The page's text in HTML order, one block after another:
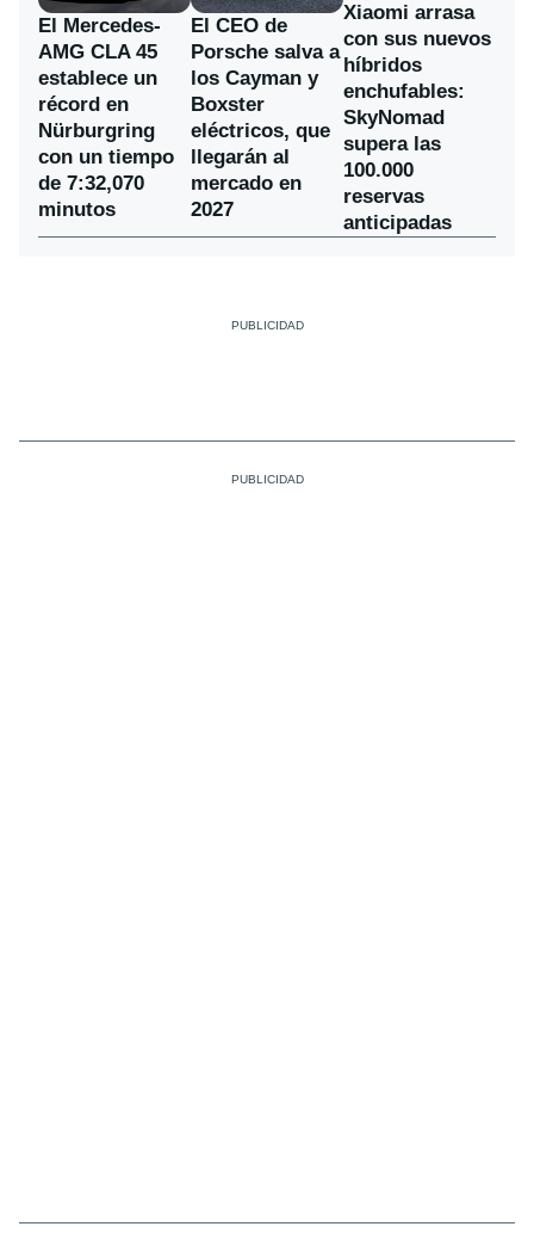
El Mercedes-
AMG CLA 45
establece un
récord en
Nürburgring
con un tiempo
de 7:32,070
minutos
El CEO de
Porsche salva a
los Cayman y
Boxster
eléctricos, que
llegarán al
mercado en
2027
Xiaomi arrasa
con sus nuevos
híbridos
enchufables:
SkyNomad
supera las
100.000
reservas
anticipadas